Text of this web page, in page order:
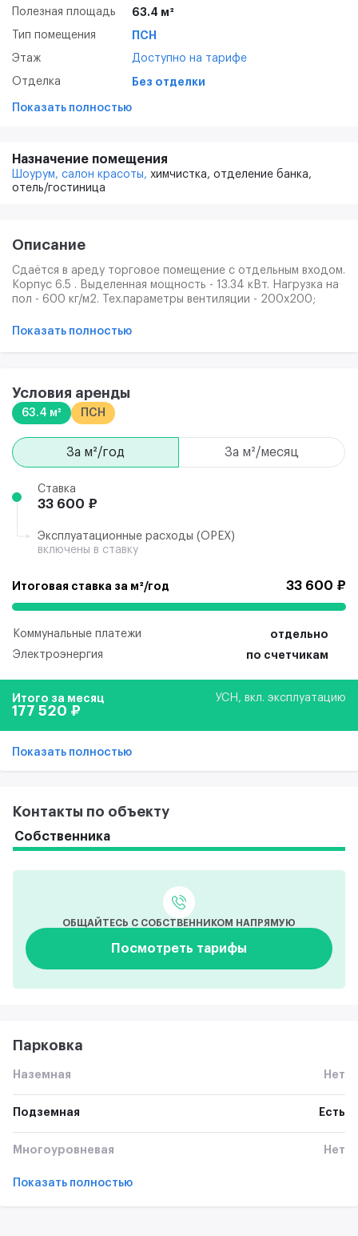
Полезная площадь 63.4 м²
Тип помещения ПСН
Этаж Доступно на тарифе
Отделка Без отделки
Показать полностью
Назначение помещения
Шоурум, салон красоты, химчистка, отделение банка,
отель/гостиница
Описание
Сдаётся в ареду торговое помещение с отдельным входом.
Корпус 6.5 . Выделенная мощность - 13.34 кВт. Нагрузка на
пол - 600 кг/м2. Тех.параметры вентиляции - 200х200;
2025. .
Показать полностью
Условия аренды
63.4 м² ПСН
за м²/год за м²/месяц
Ставка
33 600 ₽
Эксплуатационные расходы (ОРЕХ)
включены в ставку
Итоговая ставка за м²/год 33 600 ₽
Коммунальные платежи
отдельно
Электроэнергия
по счетчикам
Итого за месяц УСН, вкл. эксплуатацию
177 520 ₽
Показать полностью
Контакты по объекту
Собственника
ОБЩАЙТЕСЬ С СОБСТВЕННИКОМ НАПРЯМУЮ
Посмотреть тарифы
Парковка
Наземная Нет
Подземная Есть
Многоуровневая Нет
Показать полностью